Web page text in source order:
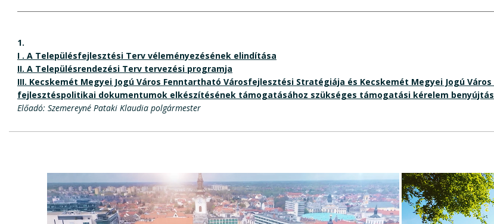
1.
I . A Településfejlesztési Terv véleményezésének elindítása
II. A Településrendezési Terv tervezési programja
III. Kecskemét Megyei Jogú Város Fenntartható Városfejlesztési Stratégiája és Kecskemét Megyei Jogú
fejlesztéspolitikai dokumentumok elkészítésének támogatásához szükséges támogatási kérelem
Előadó: Szemereyné Pataki Klaudia polgármester